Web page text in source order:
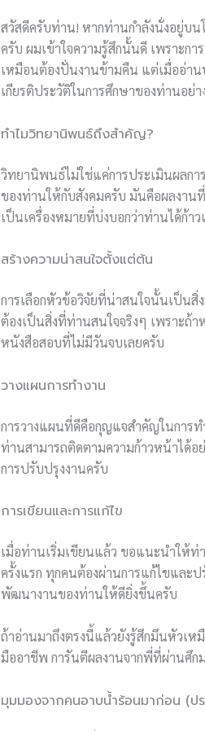
สวัสดีครับท่าน! หากท่านกำลังนั่งอยู่บ
ครับ ผมเข้าใจความรู้สึกนั้นดี เพราะก
เหมือนต้องปั่นงานข้ามคืน แต่เมื่ออ่า
เกียรติประวัติในการศึกษาของท่านอย่
ทำไมวิทยานิพนธ์ถึงสำคัญ?
วิทยานิพนธ์ไม่ใช่แค่การประเมินผลก
ของท่านให้กับสังคมครับ มันคือผลงาน
เป็นเครื่องหมายที่บ่งบอกว่าท่านได้ก้า
สร้างความน่าสนใจตั้งแต่ต้น
การเลือกหัวข้อวิจัยที่น่าสนใจนั้นเป็น
ต้องเป็นสิ่งที่ท่านสนใจจริงๆ เพราะถ้
หนังสือสอบที่ไม่มีวันจบเลยครับ
วางแผนการทำงาน
การวางแผนที่ดีคือกุญแจสำคัญในการ
ท่านสามารถติดตามความก้าวหน้าได้อ
การปรับปรุงงานครับ
การเขียนและการแก้ไข
เมื่อท่านเริ่มเขียนแล้ว ขอแนะนำให้ท่
ครั้งแรก ทุกคนต้องผ่านการแก้ไขและ
พัฒนางานของท่านให้ดียิ่งขึ้นครับ
ถ้าอ่านมาถึงตรงนี้แล้วยังรู้สึกมึนหัวเห
มืออาชีพ การันตีผลงานจากพี่ที่ผ่านศึก
มุมมองจากคนอาบน้ำร้อนมาก่อน (